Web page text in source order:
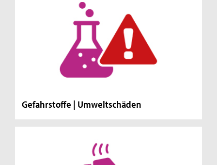
Gefahrstoffe | Umweltschäden